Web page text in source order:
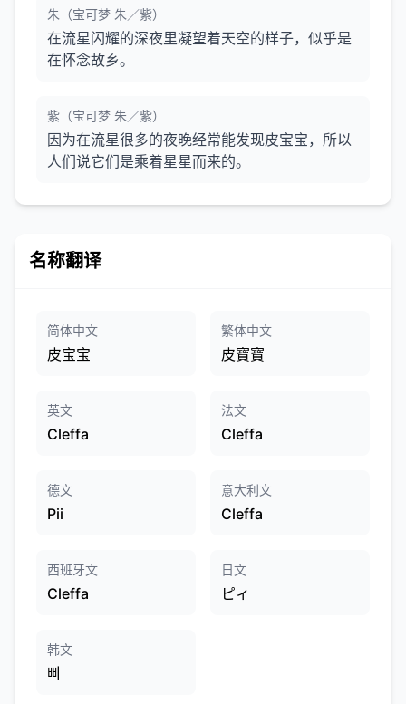
朱（宝可梦 朱／紫）
在流星闪耀的深夜里凝望着天空的样子，似乎是
在怀念故乡。
紫（宝可梦 朱／紫）
因为在流星很多的夜晚经常能发现皮宝宝，所以
人们说它们是乘着星星而来的。
名称翻译
简体中文
皮宝宝
繁体中文
皮寶寶
英文
Cleffa
法文
Cleffa
德文
Pii
意大利文
Cleffa
西班牙文
Cleffa
日文
ピィ
韩文
삐